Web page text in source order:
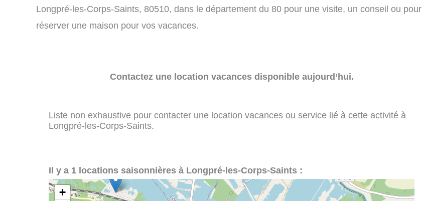
Longpré-les-Corps-Saints, 80510, dans le département du 80 pour une visite, un conseil ou pour
réserver une maison pour vos vacances.
Contactez une location vacances disponible aujourd’hui.
Liste non exhaustive pour contacter une location vacances ou service lié à cette activité à
Longpré-les-Corps-Saints.
Il y a 1 locations saisonnières à Longpré-les-Corps-Saints :
+